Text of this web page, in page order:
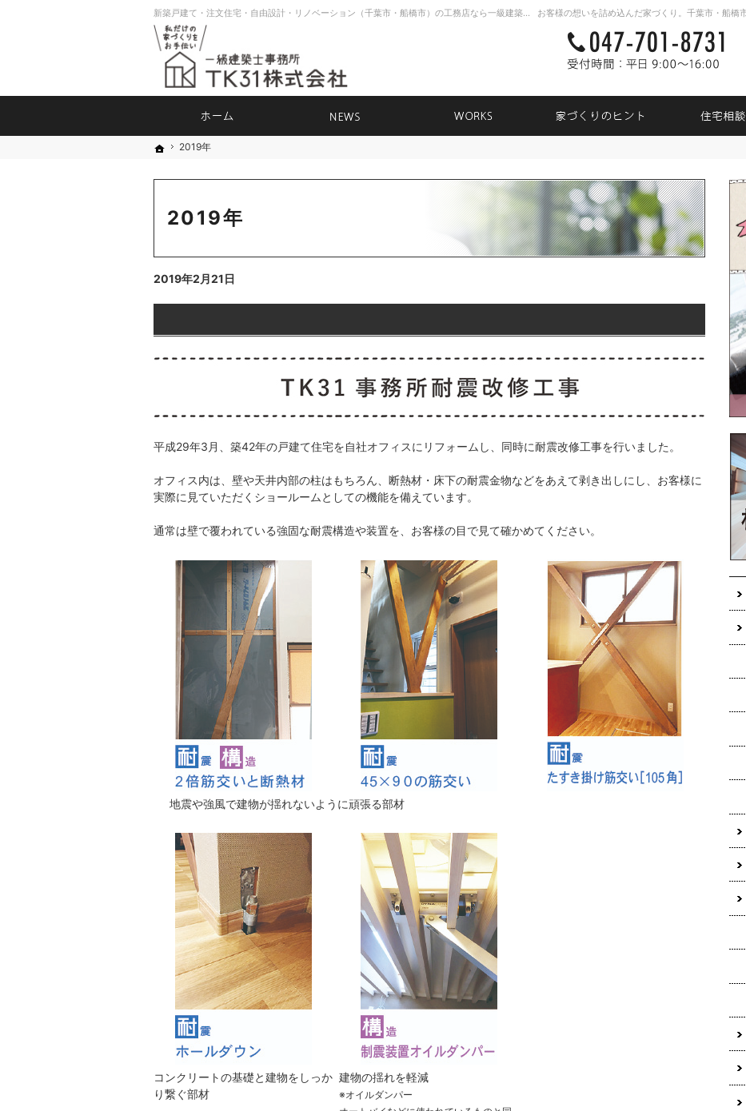
ホーム
2019年
2019年
新築戸建て・注文住宅・自由設計・リノベーション（千葉市・船橋市）の工務店なら一級建築士事務所TK31
2019年2月21日
平成29年3月、築42年の戸建て住宅を自社オフィスにリフォームし、同時に耐震改修工事を行いました。
オフィス内は、壁や天井内部の柱はもちろん、断熱材・床下の耐震金物などをあえて剥き出しにし、お客様に
実際に見ていただくショールームとしての機能を備えています。
通常は壁で覆われている強固な耐震構造や装置を、お客様の目で見て確かめてください。
地震や強風で建物が揺れないように頑張る部材
コンクリートの基礎と建物をしっか
り繋ぐ部材
建物の揺れを軽減
※オイルダンパー
ホーム
2019年